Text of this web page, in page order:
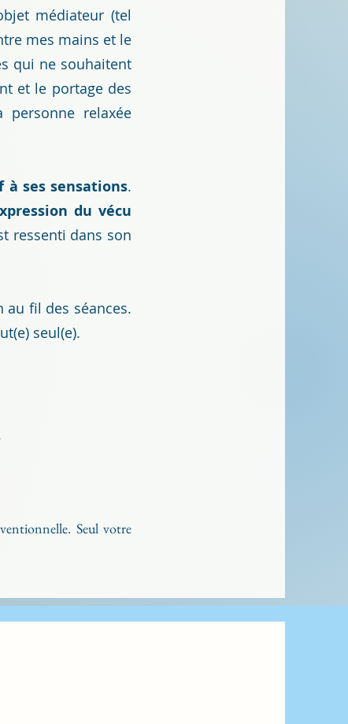
médiateur (tel
mes mains et le
qui ne souhaitent
et le portage des
relaxée
ses sensations.
du vécu
ressenti dans son
fil des séances.
seul(e).
Seul votre